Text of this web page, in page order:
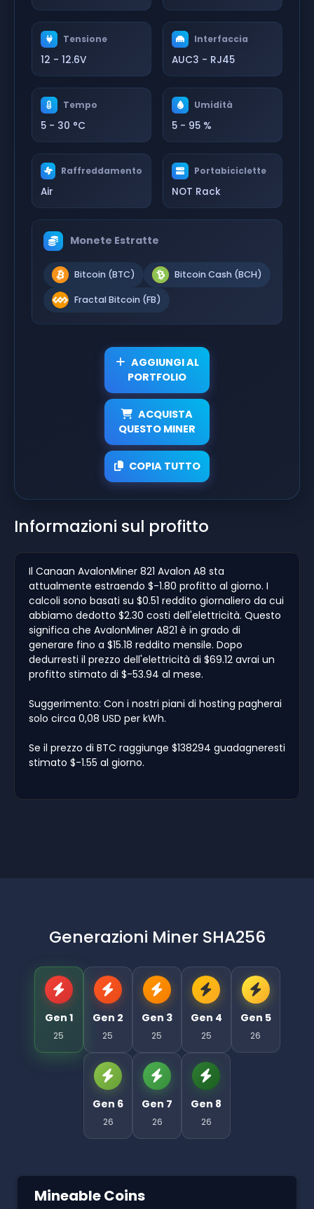
Tensione
12 - 12.6V
Interfaccia
AUC3 - RJ45
Tempo
5 - 30 °C
Umidità
5 - 95 %
Raffreddamento
Air
Portabiciclette
NOT Rack
Monete Estratte
Bitcoin (BTC) Bitcoin Cash (BCH)
Fractal Bitcoin (FB)
AGGIUNGI AL
PORTFOLIO
ACQUISTA
QUESTO MINER
COPIA TUTTO
Informazioni sul profitto
Il Canaan AvalonMiner 821 Avalon A8 sta
attualmente estraendo $-1.80 profitto al giorno. I
calcoli sono basati su $0.51 reddito giornaliero da cui
abbiamo dedotto $2.30 costi dell'elettricità. Questo
significa che AvalonMiner A821 è in grado di
generare fino a $15.18 reddito mensile. Dopo
dedurresti il prezzo dell'elettricità di $69.12 avrai un
profitto stimato di $-53.94 al mese.
Suggerimento: Con i nostri piani di hosting pagherai
solo circa 0,08 USD per kWh.
Se il prezzo di BTC raggiunge $138294 guadagneresti
stimato $-1.55 al giorno.
Generazioni Miner SHA256
Gen 1
25
Gen 2
25
Gen 3
25
Gen 4
25
Gen 5
26
Gen 6
26
Gen 7
26
Gen 8
26
Mineable Coins